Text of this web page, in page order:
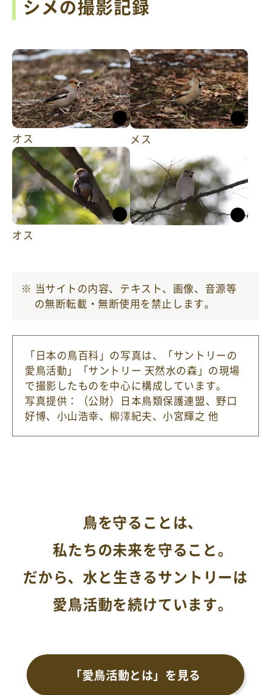
シメの撮影記録
オス メス
オス
当サイトの内容、テキスト、画像、音源等
の無断転載・無断使用を禁止します。
「日本の鳥百科」の写真は、「サントリーの
愛鳥活動」「サントリー 天然水の森」の現場
で撮影したものを中心に構成しています。
写真提供：（公財）日本鳥類保護連盟、野口
好博、小山浩幸、柳澤紀夫、小宮輝之 他
鳥を守ることは、
私たちの未来を守ること。
だから、水と生きるサントリーは
愛鳥活動を続けています。
「愛鳥活動とは」を見る